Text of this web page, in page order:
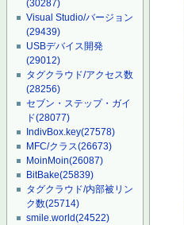
(30287)
Visual Studio/バージョン
(29439)
USBデバイス開発
(29012)
タグクラウド/アクセス数
(28256)
セブン・ステップ・ガイ
ド(28077)
IndivBox.key(27578)
MFC/クラス(26673)
MoinMoin(26087)
BitBake(25839)
タグクラウド/内部被リン
ク数(25714)
smile.world(24522)